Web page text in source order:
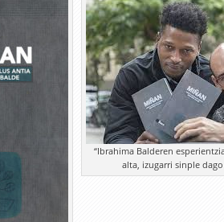
“Ibrahima Balderen
alta, izugarri sinple